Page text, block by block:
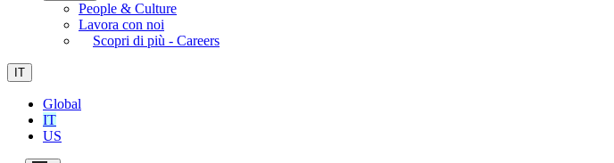
People & Culture
Lavora con noi
Scopri di più - Careers
IT
Global
IT
US